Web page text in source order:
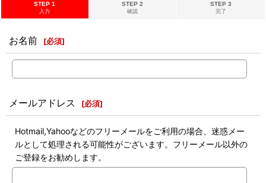
STEP 1
入力
STEP 2
確認
STEP 3
完了
お名前 [必須]
メールアドレス [必須]
Hotmail,Yahooなどのフリーメールをご利用の場合、迷惑メー
ルとして処理される可能性がございます。フリーメール以外の
ご登録をお勧めします。